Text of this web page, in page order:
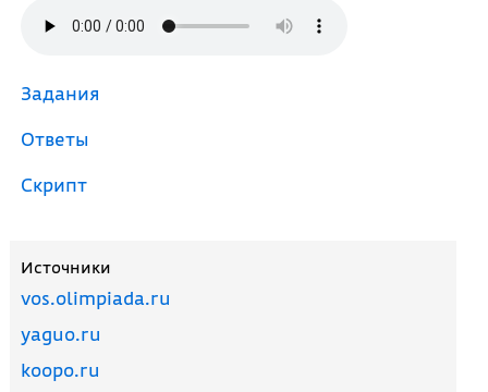
Задания
Ответы
Скрипт
Источники
vos.olimpiada.ru
yaguo.ru
koopo.ru